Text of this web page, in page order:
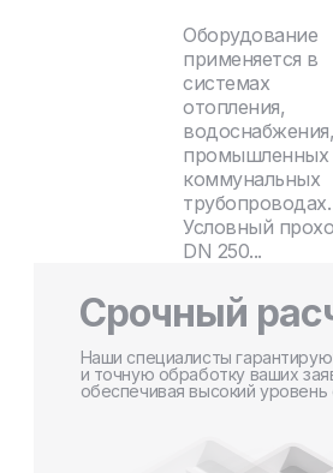
Оборудование
применяется в
системах
отопления,
промышленных
коммунальных
трубопроводах.
Условный
DN 250...
Срочный
Наши специалисты
и точную обработку ваших
обеспечивая высокий уровень